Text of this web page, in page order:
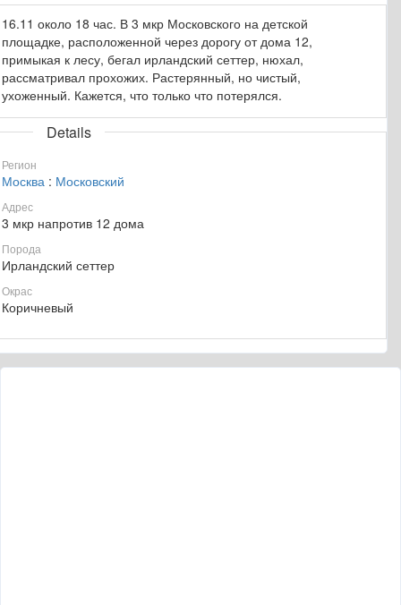
16.11 около 18 час. В 3 мкр Московского на детской
площадке, расположенной через дорогу от дома 12,
примыкая к лесу, бегал ирландский сеттер, нюхал,
рассматривал прохожих. Растерянный, но чистый,
ухоженный. Кажется, что только что потерялся.
Details
Регион
Москва : Московский
Адрес
3 мкр напротив 12 дома
Порода
Ирландский сеттер
Окрас
Коричневый